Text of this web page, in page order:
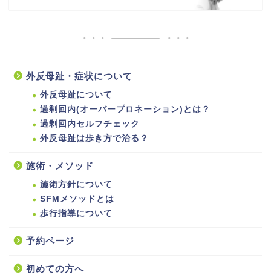
外反母趾・症状について
外反母趾について
過剰回内(オーバープロネーション)とは？
過剰回内セルフチェック
外反母趾は歩き方で治る？
施術・メソッド
施術方針について
SFMメソッドとは
歩行指導について
予約ページ
初めての方へ